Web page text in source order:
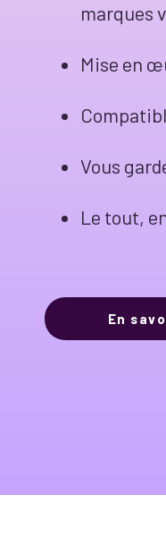
marques
Mise en
Vous
Le tout,
En